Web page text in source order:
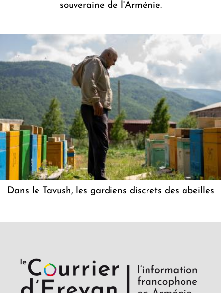
souveraine de l'Arménie.
Dans le Tavush, les gardiens discrets des abeilles